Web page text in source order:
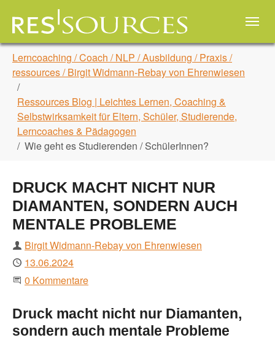
Skip to main navigation
Zum Hauptinhalt springen
Skip to page footer
Sie sind hier:
Lerncoaching / Coach / NLP / Ausbildung / Praxis /
ressources / Birgit Widmann-Rebay von Ehrenwiesen
Ressources Blog | Leichtes Lernen, Coaching &
Selbstwirksamkeit für Eltern, Schüler, Studierende,
Lerncoaches & Pädagogen
Wie geht es Studierenden / SchülerInnen?
DRUCK MACHT NICHT NUR
DIAMANTEN, SONDERN AUCH
MENTALE PROBLEME
Autor
Birgit Widmann-Rebay von Ehrenwiesen
Publiziert
13.06.2024
Beginne eine Unterhaltung
0 Kommentare
Druck macht nicht nur Diamanten,
sondern auch mentale Probleme